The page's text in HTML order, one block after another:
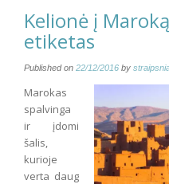
Kelionė į
etiketas
Published on 22/12/2016 by
Marokas
spalvinga
ir įdomi
šalis,
kurioje
verta daug